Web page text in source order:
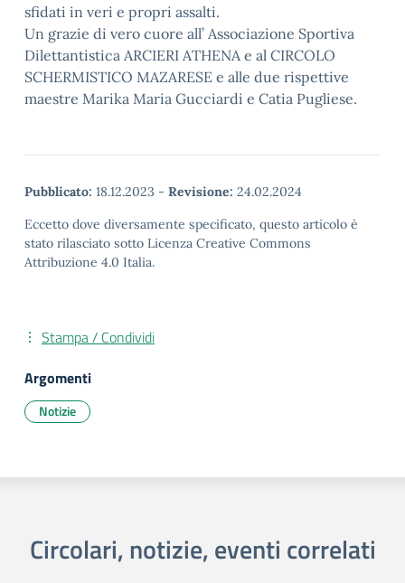
sfidati in veri e propri assalti.
Un grazie di vero cuore all’ Associazione Sportiva
Dilettantistica ARCIERI ATHENA e al CIRCOLO
SCHERMISTICO MAZARESE e alle due rispettive
maestre Marika Maria Gucciardi e Catia Pugliese.
Pubblicato: 18.12.2023 - Revisione: 24.02.2024
Eccetto dove diversamente specificato, questo articolo è
stato rilasciato sotto Licenza Creative Commons
Attribuzione 4.0 Italia.
Stampa / Condividi
Argomenti
Notizie
Circolari, notizie, eventi correlati